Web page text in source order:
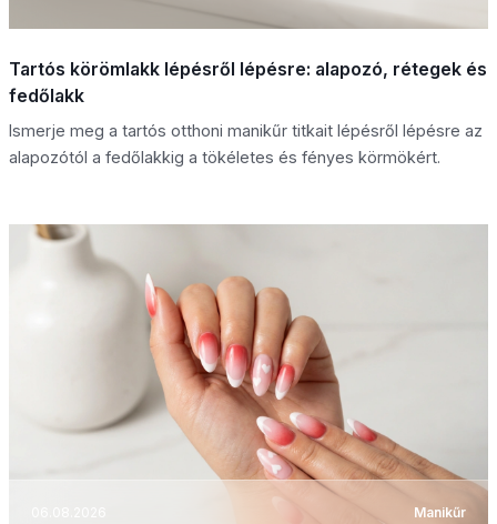
Tartós körömlakk lépésről lépésre: alapozó, rétegek és
fedőlakk
Ismerje meg a tartós otthoni manikűr titkait lépésről lépésre az
alapozótól a fedőlakkig a tökéletes és fényes körmökért.
Manikűr